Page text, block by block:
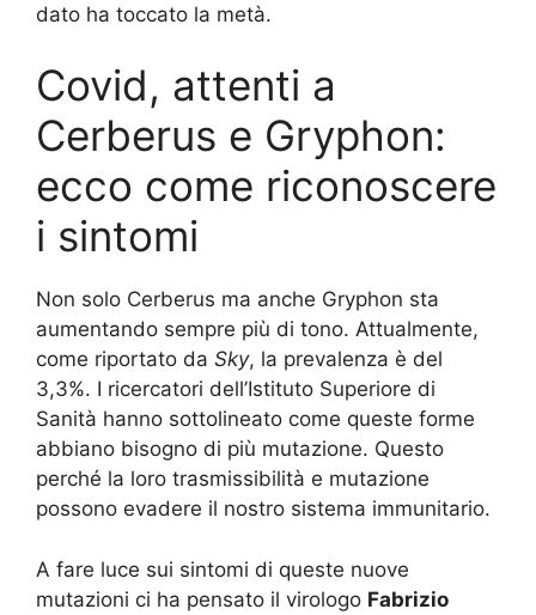
dato ha toccato la metà.
Covid, attenti a
Cerberus e Gryphon:
ecco come riconoscere
i sintomi
Non solo Cerberus ma anche Gryphon sta
aumentando sempre più di tono. Attualmente,
come riportato da Sky, la prevalenza è del
3,3%. I ricercatori dell’Istituto Superiore di
Sanità hanno sottolineato come queste forme
abbiano bisogno di più mutazione. Questo
perché la loro trasmissibilità e mutazione
possono evadere il nostro sistema immunitario.
A fare luce sui sintomi di queste nuove
mutazioni ci ha pensato il virologo Fabrizio